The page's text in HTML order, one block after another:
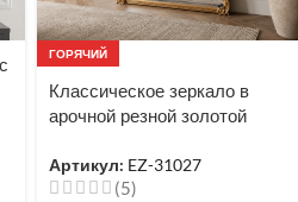
ГОРЯЧИЙ
Классическое зеркало в
арочной резной золотой
Артикул: EZ-31027
(5)